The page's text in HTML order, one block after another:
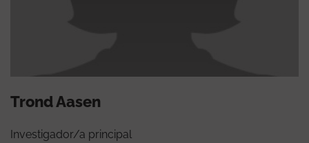
Trond Aasen
Investigador/a principal